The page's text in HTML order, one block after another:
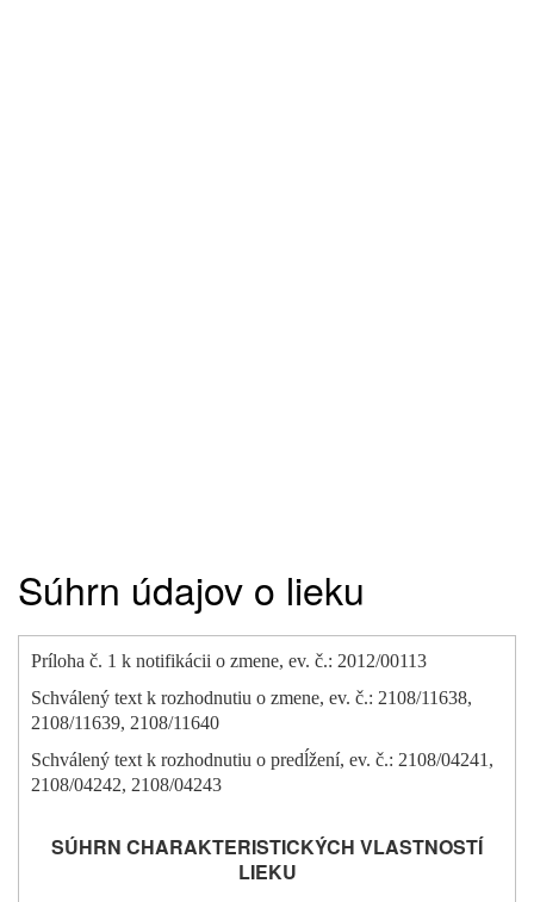
Súhrn údajov o lieku
Príloha č. 1 k notifikácii o zmene, ev. č.: 2012/00113
Schválený text k rozhodnutiu o zmene, ev. č.: 2108/11638,
2108/11639, 2108/11640
Schválený text k rozhodnutiu o predĺžení, ev. č.: 2108/04241,
2108/04242, 2108/04243
SÚHRN CHARAKTERISTICKÝCH VLASTNOSTÍ
LIEKU